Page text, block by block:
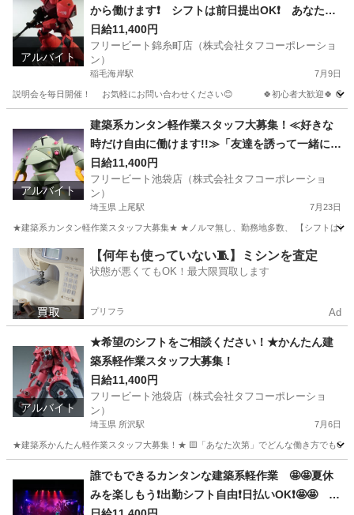
アルバイト
から働けます❗ シフトは前日提出OK❗ あなた次
第で自由に調整可能です😊🎵
日給11,400円
フリービート錦糸町店（株式会社タフコーポレーショ
ン）
稲毛海岸駅 7月9日
説明会を毎日開催！ お気軽にお問い合わせください😊 🍀初心者大歓迎🍀 🟡短期1
稲毛海岸駅 建築 スタッフ
アルバイト
建築系カンタン軽作業スタッフ大募集！≪好きな
時だけ自由に働けます!!≫「友達を誘って一緒に応
募♪」
日給11,400円
フリービート池袋店（株式会社タフコーポレーショ
ン）
埼玉県 上尾駅 7月23日
★建築系カンタン軽作業スタッフ大募集★ ★ノルマ無し、勤務地多数、 【シフトは都
埼玉 上尾市 上尾駅 建築 スタッフ
【何年も使っていない🧵】ミシンを査定
状態が悪くてもOK！最大限買取します
プリフラ Ad
アルバイト
★希望のシフトをご相談ください！★かんたん建
築系軽作業スタッフ大募集！
日給11,400円
フリービート池袋店（株式会社タフコーポレーショ
ン）
埼玉県 所沢駅 7月6日
★建築系かんたん軽作業スタッフ大募集！★ 🟨「あなた次第」でどんな働き方でも
所沢駅 建築 スタッフ
誰でもできるカンタンな建築系軽作業 🤩🤩夏休
みを楽しもう❗出勤シフト自由❗日払いOK❗🤩🤩 友